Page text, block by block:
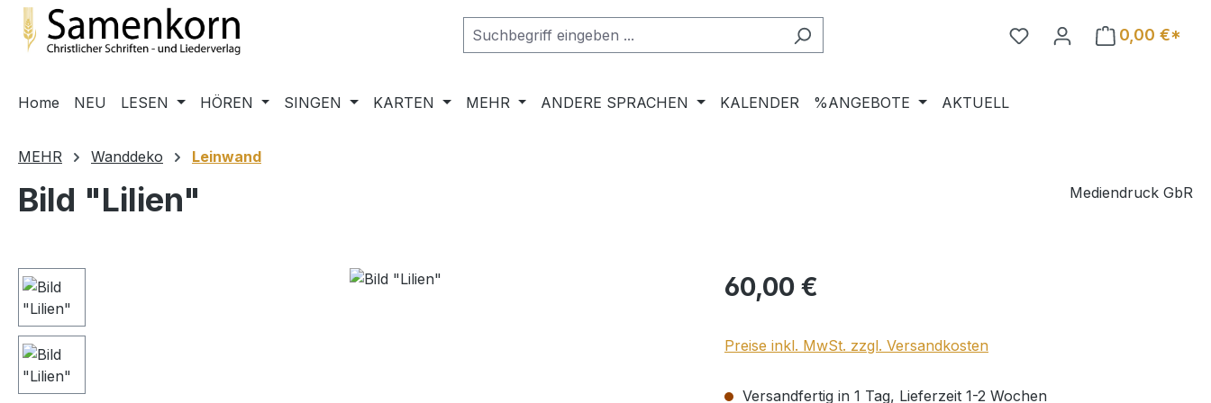
Hauptinhalt springen
Zur Suche springen
Zur Hauptnavigation springen
0,00 €*
Home NEU LESEN HÖREN SINGEN KARTEN MEHR ANDERE SPRACHEN KALENDER %ANGEBOTE AKTUELL
MEHR Wanddeko Leinwand
Bild "Lilien" Mediendruck GbR
Bildergalerie überspringen Regulärer Preis:
60,00 €
Preise inkl. MwSt. zzgl. Versandkosten
Versandfertig in 1 Tag, Lieferzeit 1-2 Wochen